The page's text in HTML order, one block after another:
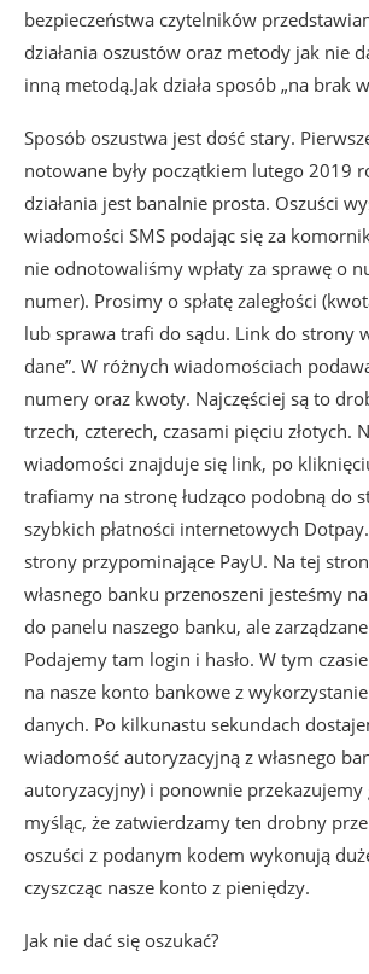
bezpieczeństwa czytelników
działania oszustów oraz metody jak nie
inną metodą.Jak działa sposób „na brak
Sposób oszustwa jest dość stary.
notowane były początkiem lutego 2019
działania jest banalnie prosta. Oszuści
wiadomości SMS podając się za
nie odnotowaliśmy wpłaty za sprawę o
numer). Prosimy o spłatę zaległości
lub sprawa trafi do sądu. Link do strony
dane”. W różnych wiadomościach
numery oraz kwoty. Najczęściej są to
trzech, czterech, czasami pięciu złotych.
wiadomości znajduje się link, po
trafiamy na stronę łudząco podobną do
szybkich płatności internetowych
strony przypominające PayU. Na tej
własnego banku przenoszeni jesteśmy
do panelu naszego banku, ale
Podajemy tam login i hasło. W tym
na nasze konto bankowe z
danych. Po kilkunastu sekundach
wiadomość autoryzacyjną z własnego
autoryzacyjny) i ponownie przekazujemy
myśląc, że zatwierdzamy ten drobny
oszuści z podanym kodem wykonują
czyszcząc nasze konto z pieniędzy.
Jak nie dać się oszukać?